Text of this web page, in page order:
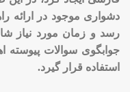
دشواری موجود در ارائه
رسد و زمان مورد نیاز
جوابگوی سوالات پیوسته
استفاده قرار گیرد.